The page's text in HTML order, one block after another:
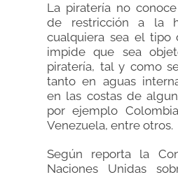
La piratería no
de restricción a la
cualquiera sea el tipo
impide que sea
piratería, tal y como
tanto en aguas
en las costas de
por ejemplo
Venezuela, entre otros.
Según reporta la
Naciones Unidas